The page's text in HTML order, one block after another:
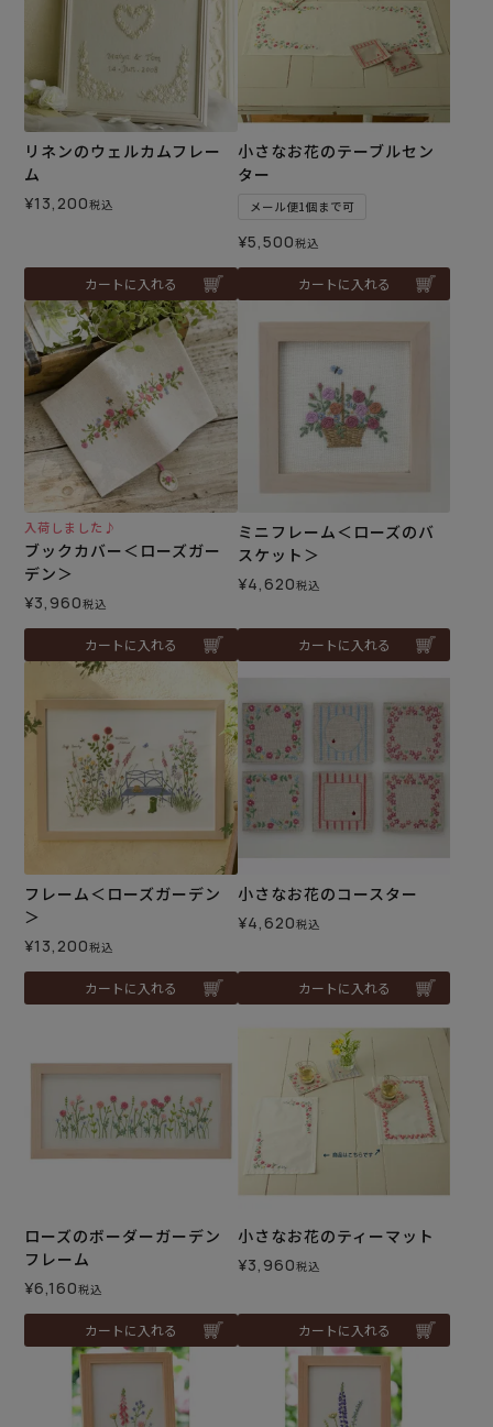
リネンのウェルカムフレー
ム
¥13,200税込
カートに入れる
小さなお花のテーブルセン
ター
メール便1個まで可
¥5,500税込
カートに入れる
入荷しました♪
ブックカバー＜ローズガー
デン＞
¥3,960税込
カートに入れる
ミニフレーム＜ローズのバ
スケット＞
¥4,620税込
カートに入れる
フレーム＜ローズガーデン
＞
¥13,200税込
カートに入れる
小さなお花のコースター
¥4,620税込
カートに入れる
ローズのボーダーガーデン
フレーム
¥6,160税込
カートに入れる
小さなお花のティーマット
¥3,960税込
カートに入れる